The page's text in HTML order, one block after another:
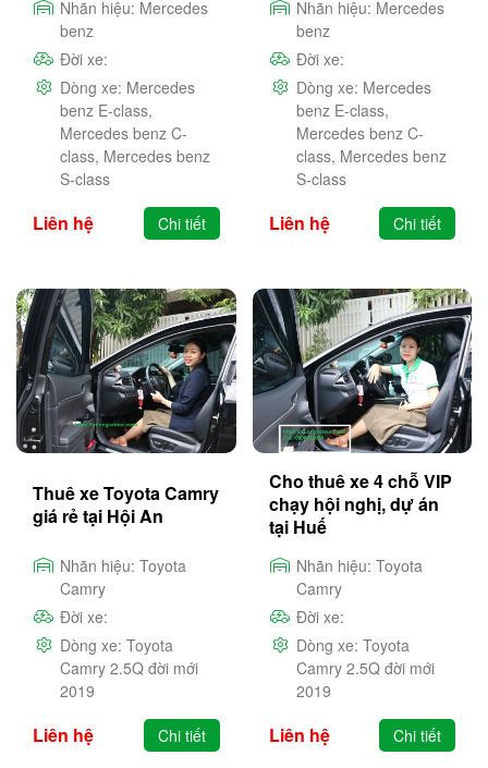
Nhãn hiệu: Mercedes
benz
Đời xe:
Dòng xe: Mercedes
benz E-class,
Mercedes benz C-
class, Mercedes benz
S-class
Liên hệ Chi tiết
Nhãn hiệu: Mercedes
benz
Đời xe:
Dòng xe: Mercedes
benz E-class,
Mercedes benz C-
class, Mercedes benz
S-class
Liên hệ Chi tiết
Thuê xe Toyota Camry
giá rẻ tại Hội An
Nhãn hiệu: Toyota
Camry
Đời xe:
Dòng xe: Toyota
Camry 2.5Q đời mới
2019
Liên hệ Chi tiết
Cho thuê xe 4 chỗ VIP
chạy hội nghị, dự án
tại Huế
Nhãn hiệu: Toyota
Camry
Đời xe:
Dòng xe: Toyota
Camry 2.5Q đời mới
2019
Liên hệ Chi tiết